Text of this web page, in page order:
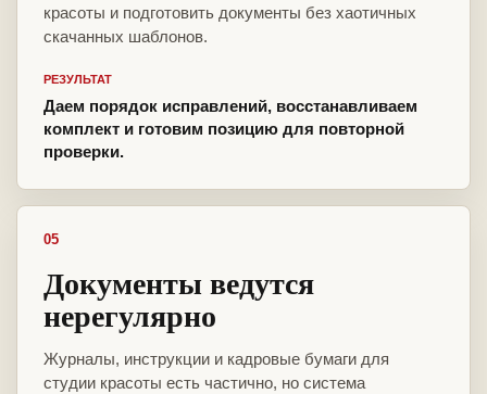
красоты и подготовить документы без хаотичных
скачанных шаблонов.
РЕЗУЛЬТАТ
Даем порядок исправлений, восстанавливаем
комплект и готовим позицию для повторной
проверки.
05
Документы ведутся
нерегулярно
Журналы, инструкции и кадровые бумаги для
студии красоты есть частично, но система